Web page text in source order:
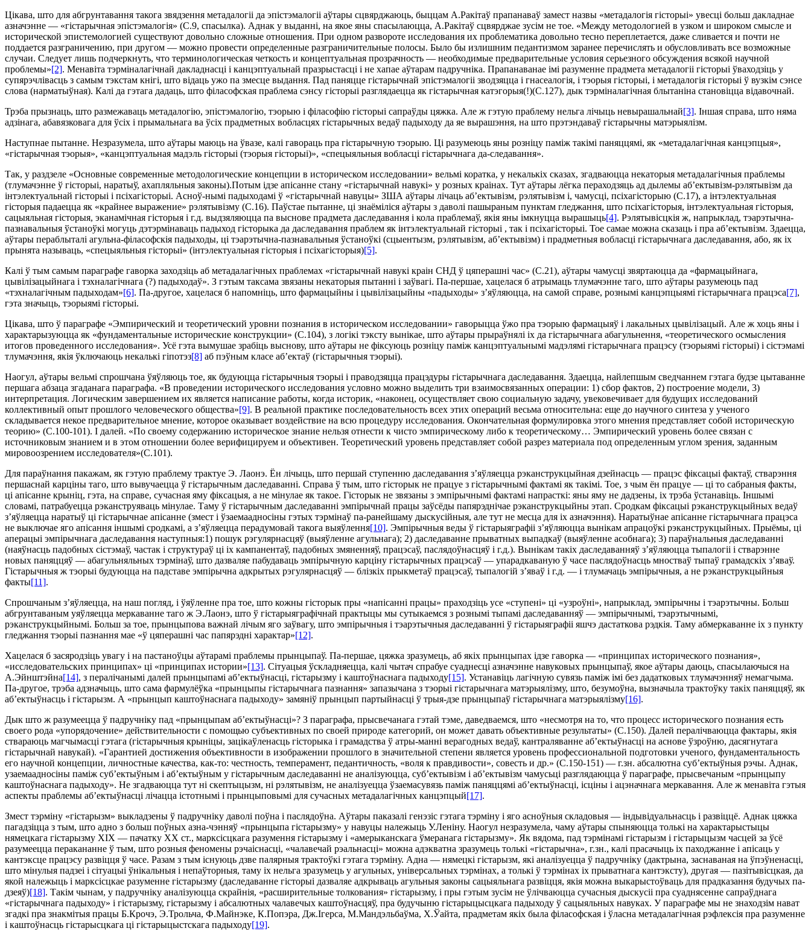
Цiкава, што для абгрунтавання такога звядзення метадалогii да эпiстэмалогii аўтары сцвярджаюць, быццам А.Ракiтаў прапанаваў замест назвы «метадалогiя гiсторыi» увесцi больш дакладнае
азначэнне — «гiстарычная эпiстэмалогiя» (С.9, спасылка). Аднак у выданнi, на якое яны спасылаюцца, А.Ракiтаў сцвярджае зусiм не тое. «Между методологией в узком и широком смысле и
исторической эпистемологией существуют довольно сложные отношения. При одном развороте исследования их проблематика довольно тесно переплетается, даже сливается и почти не
поддается разграничению, при другом — можно провести определенные разграничительные полосы. Было бы излишним педантизмом заранее перечислять и обусловливать все возможные
случаи. Следует лишь подчеркнуть, что терминологическая четкость и концептуальная прозрачность — необходимые предварительные условия серьезного обсуждения всякой научной
проблемы»[2]. Менавiта тэрмiналагiчнай дакладнасцi i канцэптуальнай празрыстасцi i не хапае аўтарам падручнiка. Прапанаванае iмi разуменне прадмета метадалогii гiсторыi ўваходзiць у
супярэчлiвасць з самым тэкстам кнiгi, што вiдаць ужо па змесце выдання. Пад паняцце гiстарычнай эпiстэмалогii зводзяцца i гнасеалогiя, i тэорыя гiсторыi, i метадалогiя гiсторыi ў вузкiм сэнсе
слова (нарматыўная). Калi да гэтага дадаць, што фiласофская праблема сэнсу гiсторыi разглядаецца як гiстарычная катэгорыя(!)(С.127), дык тэрмiналагiчная блытанiна становiцца вiдавочнай.
Трэба прызнаць, што размежаваць метадалогiю, эпiстэмалогiю, тэорыю i фiласофiю гiсторыi сапраўды цяжка. Але ж гэтую праблему нельга лiчыць невырашальнай[3]. Iншая справа, што няма
адзiнага, абавязковага для ўсiх i прымальнага ва ўсiх прадметных вобласцях гiстарычных ведаў падыходу да яе вырашэння, на што прэтэндаваў гiстарычны матэрыялiзм.
Наступнае пытанне. Незразумела, што аўтары маюць на ўвазе, калi гавораць пра гiстарычную тэорыю. Цi разумеюць яны рознiцу памiж такiмi паняццямi, як «метадалагiчная канцэпцыя»,
«гiстарычная тэорыя», «канцэптуальная мадэль гiсторыi (тэорыя гiсторыi)», «спецыяльныя вобласцi гiстарычнага да-следавання».
Так, у раздзеле «Основные современные методологические концепции в историческом исследовании» вельмi коратка, у некалькiх сказах, згадваюцца некаторыя метадалагiчныя праблемы
(тлумачэнне ў гiсторыi, наратыў, ахапляльныя законы).Потым iдзе апiсанне стану «гiстарычнай навукi» у розных краiнах. Тут аўтары лёгка пераходзяць ад дылемы аб’ектывiзм-рэлятывiзм да
iнтэлектуальнай гiсторыi i псiхагiсторыi. Асноў-нымi падыходамi ў «гiстарычнай навуцы» ЗША аўтары лiчаць аб’ектывiзм, рэлятывiзм i, чамусцi, псiхагiсторыю (С.17), а iнтэлектуальная
гiсторыя падаецца як «крайнее выражение» рэлятывiзму (С.16). Паўстае пытанне, цi знаёмiлiся аўтары з даволi пашыраным пунктам гледжання, што псiхагiсторыя, iнтэлектуальная гiсторыя,
сацыяльная гiсторыя, эканамiчная гiсторыя i г.д. выдзяляюцца па выснове прадмета даследавання i кола праблемаў, якiя яны iмкнуцца вырашыць[4]. Рэлятывiсцкiя ж, напрыклад, тэарэтычна-
пазнавальныя ўстаноўкi могуць дэтэрмiнаваць падыход гiсторыка да даследавання праблем як iнтэлектуальнай гiсторыi , так i псiхагiсторыi. Тое самае можна сказаць i пра аб’ектывiзм. Здаецца,
аўтары пераблыталi агульна-фiласофскiя падыходы, цi тэарэтычна-пазнавальныя ўстаноўкi (сцыентызм, рэлятывiзм, аб’ектывiзм) i прадметныя вобласцi гiстарычнага даследавання, або, як iх
прынята называць, «спецыяльныя гiсторыi» (iнтэлектуальная гiсторыя i псiхагiсторыя)[5].
Калi ў тым самым параграфе гаворка заходзiць аб метадалагiчных праблемах «гiстарычнай навукi краiн СНД ў цяперашнi час» (С.21), аўтары чамусцi звяртаюцца да «фармацыйнага,
цывiлiзацыйнага i тэхналагiчнага (?) падыходаў». З гэтым таксама звязаны некаторыя пытаннi i заўвагi. Па-першае, хацелася б атрымаць тлумачэнне таго, што аўтары разумеюць пад
«тэхналагiчным падыходам»[6]. Па-другое, хацелася б напомнiць, што фармацыйны i цывiлiзацыйны «падыходы» з’яўляюцца, на самой справе, рознымi канцэпцыямi гiстарычнага працэса[7],
гэта значыць, тэорыямi гiсторыi.
Цiкава, што ў параграфе «Эмпирический и теоретический уровни познания в историческом исследовании» гаворыцца ўжо пра тэорыю фармацыяў i лакальных цывiлiзацый. Але ж хоць яны i
характарызуюцца як «фундаментальные исторические конструкции» (С.104), з логiкi тэксту вынiкае, што аўтары прыраўнялi iх да гiстарычнага абагульнення, «теоретического осмысления
итогов проведенного исследования». Усё гэта вымушае зрабiць выснову, што аўтары не фiксуюць рознiцу памiж канцэптуальнымi мадэлямi гiстарычнага працэсу (тэорыямi гiсторыi) i сiстэмамi
тлумачэння, якiя ўключаюць некалькi гiпотэз[8] аб пэўным класе аб’ектаў (гiстарычныя тэорыi).
Наогул, аўтары вельмi спрошчана ўяўляюць тое, як будуюцца гiстарычныя тэорыi i праводзяцца працэдуры гiстарычнага даследавання. Здаецца, найлепшым сведчаннем гэтага будзе цытаванне
першага абзаца згаданага параграфа. «В проведении исторического исследования условно можно выделить три взаимосвязанных операции: 1) сбор фактов, 2) построение модели, 3)
интерпретация. Логическим завершением их является написание работы, когда историк, «наконец, осуществляет свою социальную задачу, увековечивает для будущих исследований
коллективный опыт прошлого человеческого общества»[9]. В реальной практике последовательность всех этих операций весьма относительна: еще до научного синтеза у ученого
складывается некое предварительное мнение, которое оказывает воздействие на всю процедуру исследования. Окончательная формулировка этого мнения представляет собой историческую
теорию» (С.100-101). I далей. «По своему содержанию историческое знание нельзя отнести к чисто эмпирическому либо к теоретическому… Эмпирический уровень более связан с
источниковым знанием и в этом отношении более верифицируем и объективен. Теоретический уровень представляет собой разрез материала под определенным углом зрения, заданным
мировоозрением исследователя»(С.101).
Для параўнання пакажам, як гэтую праблему трактуе Э. Лаонэ. Ён лiчыць, што першай ступенню даследавання з’яўляецца рэканструкцыйная дзейнасць — працэс фiксацыi фактаў, стварэння
першаснай карцiны таго, што вывучаецца ў гiстарычным даследаваннi. Справа ў тым, што гiсторык не працуе з гiстарычнымi фактамi як такiмi. Тое, з чым ён працуе — цi то сабраныя факты,
цi апiсанне крынiц, гэта, на справе, сучасная яму фiксацыя, а не мiнулае як такое. Гiсторык не звязаны з эмпiрычнымi фактамi напрасткi: яны яму не дадзены, iх трэба ўстанавiць. Iншымi
словамi, патрабуецца рэканструяваць мiнулае. Таму ў гiстарычным даследаваннi эмпiрычнай працы заўсёды папярэднiчае рэканструкцыйны этап. Сродкам фiксацыi рэканструкцыйных ведаў
з’яўляецца наратыў цi гiстарычнае апiсанне (змест i ўзаемаадносiны гэтых тэрмiнаў па-ранейшаму дыскусiйныя, але тут не месца для iх азначэння). Наратыўнае апiсанне гiстарычнага працэса
не выключае яго апiсання iншымi сродкамi, а з’яўляецца перадумовай такога выяўлення[10]. Эмпiрычныя веды ў гiстарыяграфii з’яўляюцца вынiкам апрацоўкi рэканструкцыйных. Прыёмы, цi
аперацыi эмпiрычнага даследавання наступныя:1) пошук рэгулярнасцяў (выяўленне агульнага); 2) даследаванне прыватных выпадкаў (выяўленне асобнага); 3) параўнальныя даследаваннi
(наяўнасць падобных сiстэмаў, частак i структураў цi iх кампанентаў, падобных змяненняў, працэсаў, паслядоўнасцяў i г.д.). Вынiкам такiх даследаванняў з’яўляюцца тыпалогii i стварэнне
новых паняццяў — абагульняльных тэрмiнаў, што дазваляе пабудаваць эмпiрычную карцiну гiстарычных працэсаў — упарадкаваную ў часе паслядоўнасць мностваў тыпаў грамадскiх з’яваў.
Гiстарычныя ж тэорыi будуюцца на падставе эмпiрычна адкрытых рэгулярнасцяў — блiзкiх прыкметаў працэсаў, тыпалогiй з’яваў i г.д. — i тлумачаць эмпiрычныя, а не рэканструкцыйныя
факты[11].
Спрошчаным з’яўляецца, на наш погляд, i ўяўленне пра тое, што кожны гiсторык пры «напiсаннi працы» праходзiць усе «ступенi» цi «узроўнi», напрыклад, эмпiрычны i тэарэтычны. Больш
абгрунтаваным уяўляецца меркаванне таго ж Э.Лаонэ, што ў гiстарыяграфiчнай практыцы мы сутыкаемся з рознымi тыпамi даследаванняў — эмпiрычнымi, тэарэтычнымi,
рэканструкцыйнымi. Больш за тое, прынцыпова важнай лiчым яго заўвагу, што эмпiрычныя i тэарэтычныя даследаваннi ў гiстарыяграфii яшчэ дастаткова рэдкiя. Таму абмеркаванне iх з пункту
гледжання тэорыi пазнання мае «ў цяперашнi час папярэднi характар»[12].
Хацелася б засяродзiць увагу i на пастаноўцы аўтарамi праблемы прынцыпаў. Па-першае, цяжка зразумець, аб якiх прынцыпах iдзе гаворка — «принципах исторического познания»,
«исследовательских принципах» цi «принципах истории»[13]. Сiтуацыя ўскладняецца, калi чытач спрабуе суаднесцi азначэнне навуковых прынцыпаў, якое аўтары даюць, спасылаючыся на
А.Эйнштэйна[14], з пералiчанымi далей прынцыпамi аб’ектыўнасцi, гiстарызму i каштоўнаснага падыходу[15]. Устанавiць лагiчную сувязь памiж iмi без дадатковых тлумачэнняў немагчыма.
Па-другое, трэба адзначыць, што сама фармулёўка «прынцыпы гiстарычнага пазнання» запазычана з тэорыi гiстарычнага матэрыялiзму, што, безумоўна, вызначыла трактоўку такiх паняццяў, як
аб’ектыўнасць i гiстарызм. А «прынцып каштоўнаснага падыходу» замянiў прынцып партыйнасцi ў трыя-дзе прынцыпаў гiстарычнага матэрыялiзму[16].
Дык што ж разумеецца ў падручнiку пад «прынцыпам аб’ектыўнасцi»? З параграфа, прысвечанага гэтай тэме, даведваемся, што «несмотря на то, что процесс исторического познания есть
своего рода «упорядочение» действительности с помощью субъективных по своей природе категорий, он может давать объективные результаты» (С.150). Далей пералiчваюцца фактары, якiя
ствараюць магчымасцi гэтага (гiстарычныя крынiцы, зацiкаўленасць гiсторыка i грамадства ў атры-маннi верагодных ведаў, кантраляванне аб’ектыўнасцi на аснове ўзроўню, дасягнутага
гiстарычнай навукай). «Гарантией достижения объективности в изображении прошлого в значительной степени является уровень профессиональной подготовки ученого, фундаментальность
его научной концепции, личностные качества, как-то: честность, темперамент, педантичность, «воля к правдивости», совесть и др.» (С.150-151) — г.зн. абсалютна суб’ектыўныя рэчы. Аднак,
узаемаадносiны памiж суб’ектыўным i аб’ектыўным у гiстарычным даследаваннi не аналiзуюцца, суб’ектывiзм i аб’ектывiзм чамусьцi разглядаюцца ў параграфе, прысвечаным «прынцыпу
каштоўнаснага падыходу». Не згадваюцца тут нi скептыцызм, нi рэлятывiзм, не аналiзуецца ўзаемасувязь памiж паняццямi аб’ектыўнасцi, iсцiны i ацэначнага меркавання. Але ж менавiта гэтыя
аспекты праблемы аб’ектыўнасцi лiчацца iстотнымi i прынцыповымi для сучасных метадалагiчных канцэпцый[17].
Змест тэрмiну «гiстарызм» выкладзены ў падручнiку даволi поўна i паслядоўна. Аўтары паказалi генэзiс гэтага тэрмiну i яго асноўныя складовыя — iндывiдуальнасць i развiццё. Аднак цяжка
пагадзiцца з тым, што адно з больш поўных азна-чэнняў «прынцыпа гiстарызму» у навуцы належыць У.Ленiну. Наогул незразумела, чаму аўтары спыняюцца толькi на характарыстыцы
нямецкага гiстарызму ХIХ — пачатку ХХ ст., марксiсцкага разумення гiстарызму i «амерыканскага ўмеранага гiстарызму». Як вядома, пад тэрмiнамi гiстарызм i гiстарыцызм часцей за ўсё
разумеецца перакананне ў тым, што розныя феномены рэчаiснасцi, «чалавечай рэальнасцi» можна адэкватна зразумець толькi «гiстарычна», г.зн., калi прасачыць iх паходжанне i апiсаць у
кантэксце працэсу развiцця ў часе. Разам з тым iснуюць дзве палярныя трактоўкi гэтага тэрмiну. Адна — нямецкi гiстарызм, якi аналiзуецца ў падручнiку (дактрына, заснаваная на ўпэўненасцi,
што мiнулыя падзеi i сiтуацыi ўнiкальныя i непаўторныя, таму iх нельга зразумець у агульных, унiверсальных тэрмiнах, а толькi ў тэрмiнах iх прыватнага кантэксту), другая — пазiтывiсцкая, да
якой належыць i марксiсцкае разуменне гiстарызму (даследаванне гiсторыi дазваляе адкрываць агульныя законы сацыяльнага развiцця, якiя можна выкарыстоўваць для прадказання будучых па-
дзеяў)[18]. Такiм чынам, у падручнiку аналiзуюцца скрайнiя, «расширительные толкования» гiстарызму, i пры гэтым зусiм не ўлiчваюцца сучасныя дыскусii пра суаднясенне сапраўднага
«гiстарычнага падыходу» i гiстарызму, гiстарызму i абсалютных чалавечых каштоўнасцяў, пра будучыню гiстарыцысцкага падыходу ў сацыяльных навуках. У параграфе мы не знаходзiм нават
згадкi пра знакмiтыя працы Б.Крочэ, Э.Трольча, Ф.Майнэке, К.Попэра, Дж.Iгерса, М.Мандэльбаўма, Х.Ўайта, прадметам якiх была фiласофская i ўласна метадалагiчная рэфлексiя пра разуменне
i каштоўнасць гiстарысцкага цi гiстарыцыстскага падыходу[19].